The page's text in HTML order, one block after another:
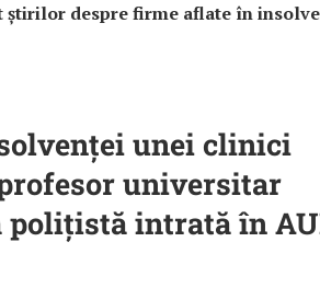
știrilor despre firme aflate în
unei clinici
universitar
polițistă intrată în